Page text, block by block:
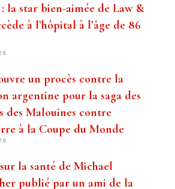
la star bien-aimée de Law &
à l’hôpital à l’âge de 86
un procès contre la
argentine pour la saga des
des Malouines contre
à la Coupe du Monde
la santé de Michael
publié par un ami de la